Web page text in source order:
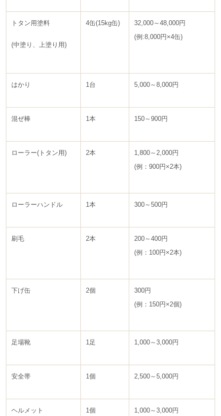
トタン用塗料
(中塗り、上塗り用)
4缶(15kg缶)
32,000～48,000円
(例:8,000円×4缶)
はかり 1台 5,000～8,000円
混ぜ棒 1本 150～900円
ローラー(トタン用) 2本
1,800～2,000円
(例：900円×2本)
ローラーハンドル 1本 300～500円
刷毛 2本
200～400円
(例：100円×2本)
下げ缶 2個
300円
(例：150円×2個)
足場靴 1足 1,000～3,000円
安全帯 1個 2,500～5,000円
ヘルメット 1個 1,000～3,000円